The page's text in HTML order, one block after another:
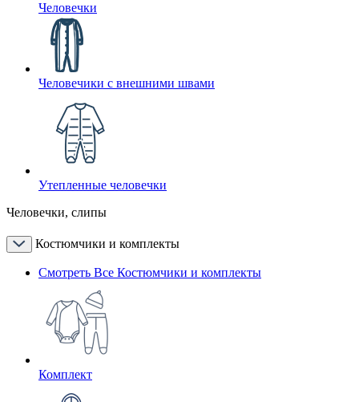
Человечки
Человечики с внешними швами
Утепленные человечки
Человечки, слипы
Костюмчики и комплекты
Смотреть Все Костюмчики и комплекты
Комплект